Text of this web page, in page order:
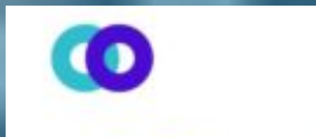
содержимому